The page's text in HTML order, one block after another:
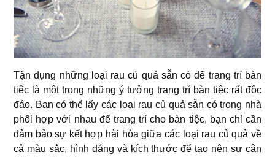
Tận dụng những loại rau củ quả sẵn có để trang trí bàn
tiệc là một trong những ý tưởng trang trí bàn tiệc rất độc
đáo. Bạn có thể lấy các loại rau củ quả sẵn có trong nhà
phối hợp với nhau để trang trí cho bàn tiệc, bạn chỉ cần
đảm bảo sự kết hợp hài hòa giữa các loại rau củ quả về
cả màu sắc, hình dáng và kích thước để tạo nên sự cân